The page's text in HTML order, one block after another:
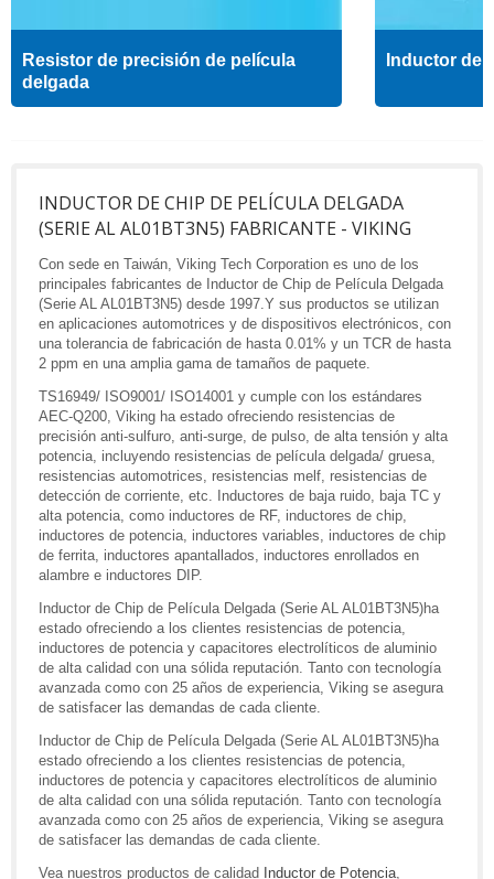
Resistor de precisión de película
delgada
Inductor de
INDUCTOR DE CHIP DE PELÍCULA DELGADA
(SERIE AL AL01BT3N5) FABRICANTE - VIKING
Con sede en Taiwán, Viking Tech Corporation es uno de los
principales fabricantes de Inductor de Chip de Película Delgada
(Serie AL AL01BT3N5) desde 1997.Y sus productos se utilizan
en aplicaciones automotrices y de dispositivos electrónicos, con
una tolerancia de fabricación de hasta 0.01% y un TCR de hasta
2 ppm en una amplia gama de tamaños de paquete.
TS16949/ ISO9001/ ISO14001 y cumple con los estándares
AEC-Q200, Viking ha estado ofreciendo resistencias de
precisión anti-sulfuro, anti-surge, de pulso, de alta tensión y alta
potencia, incluyendo resistencias de película delgada/ gruesa,
resistencias automotrices, resistencias melf, resistencias de
detección de corriente, etc. Inductores de baja ruido, baja TC y
alta potencia, como inductores de RF, inductores de chip,
inductores de potencia, inductores variables, inductores de chip
de ferrita, inductores apantallados, inductores enrollados en
alambre e inductores DIP.
Inductor de Chip de Película Delgada (Serie AL AL01BT3N5)ha
estado ofreciendo a los clientes resistencias de potencia,
inductores de potencia y capacitores electrolíticos de aluminio
de alta calidad con una sólida reputación. Tanto con tecnología
avanzada como con 25 años de experiencia, Viking se asegura
de satisfacer las demandas de cada cliente.
Inductor de Chip de Película Delgada (Serie AL AL01BT3N5)ha
estado ofreciendo a los clientes resistencias de potencia,
inductores de potencia y capacitores electrolíticos de aluminio
de alta calidad con una sólida reputación. Tanto con tecnología
avanzada como con 25 años de experiencia, Viking se asegura
de satisfacer las demandas de cada cliente.
Vea nuestros productos de calidad
Inductor de Potencia,